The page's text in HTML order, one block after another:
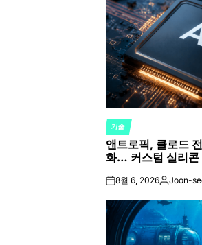
POSTED
IN
기술
앤트로픽, 클로드
화… 커스텀 실리콘
on8월 6, 2026Posted
Joon-